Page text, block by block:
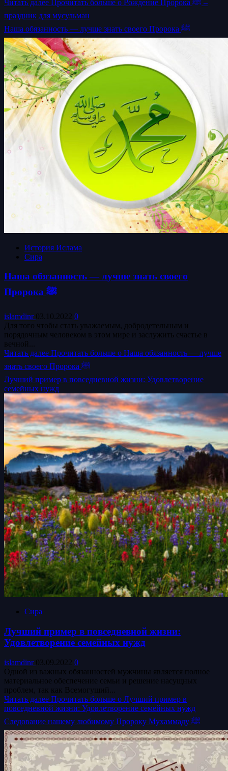
Читать далее
Прочитать больше о Рождение Пророка ﷺ –
праздник для мусульман
Наша обязанность — лучше знать своего Пророка ﷺ
История Ислама
Сира
Наша обязанность — лучше знать своего
Пророка ﷺ
islamdinr 03.10.2022 0
Для того чтобы стать уважаемым, добродетельным и
порядочным человеком в этом мире и заслужить счастье в
вечной...
Читать далее Прочитать больше о Наша обязанность — лучше
знать своего Пророка ﷺ
Лучший пример в повседневной жизни: Удовлетворение
семейных нужд
Сира
Лучший пример в повседневной жизни:
Удовлетворение семейных нужд
islamdinr 03.09.2022 0
Одной из важных обязанностей мужчины является полное
материальное обеспечение семьи и решение насущных
проблем, так как Всемогущий...
Читать далее Прочитать больше о Лучший пример в
повседневной жизни: Удовлетворение семейных нужд
Следование нашему любимому Пророку Мухаммаду ﷺ